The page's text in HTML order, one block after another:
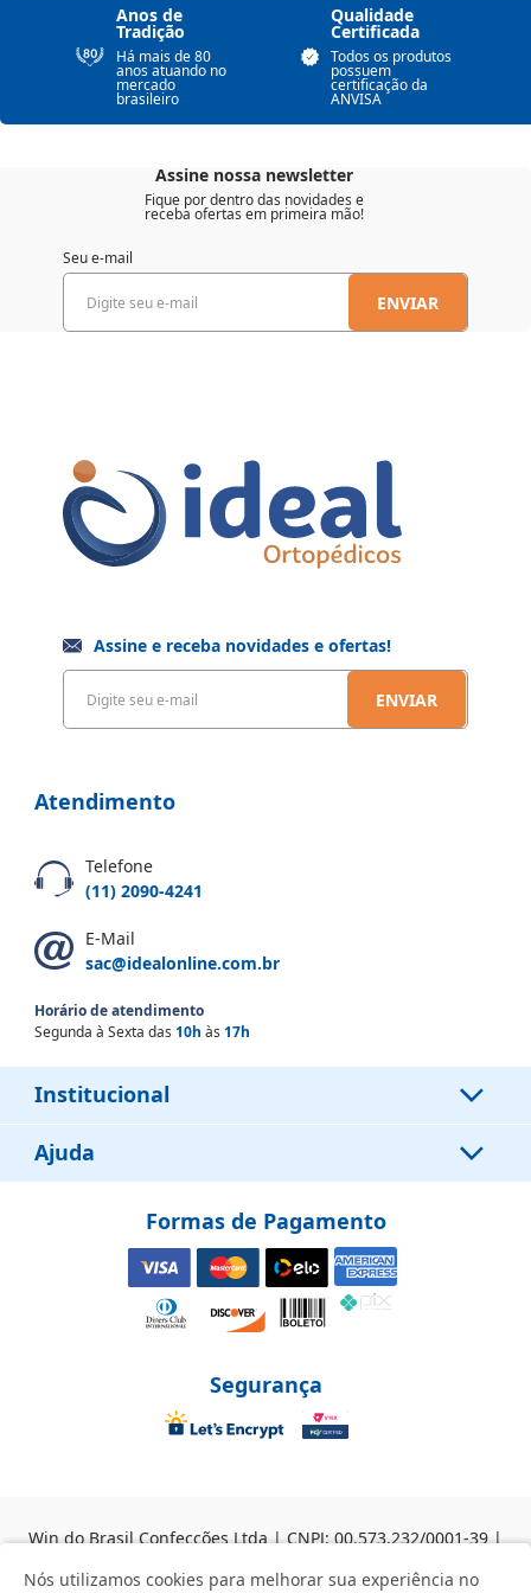
Anos de
Tradição
Há mais de 80
anos atuando no
mercado
brasileiro
Qualidade
Certificada
Todos os produtos
possuem
certificação da
ANVISA
Assine nossa newsletter
Fique por dentro das novidades e
receba ofertas em primeira mão!
Seu e-mail
ENVIAR
Assine e receba novidades e ofertas!
ENVIAR
Atendimento
Telefone
(11) 2090-4241
E-Mail
sac@idealonline.com.br
Horário de atendimento
Segunda à Sexta das 10h às 17h
Institucional
Ajuda
Formas de Pagamento
Segurança
Win do Brasil Confecções Ltda | CNPJ: 00.573.232/0001-39 |
Nº 8.04.537-8 | Responsável Técnica: Dra. Graziele Cristina
Nós utilizamos cookies para melhorar sua experiência no